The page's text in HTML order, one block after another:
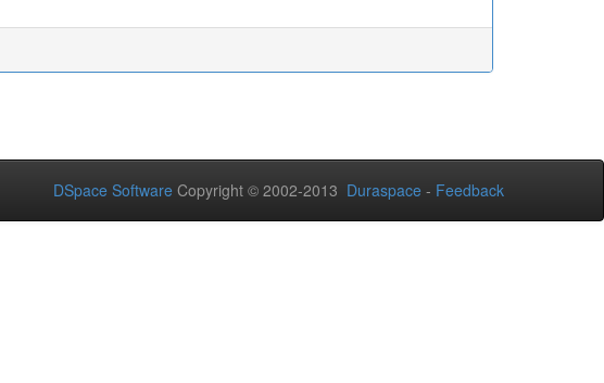
DSpace Software Copyright © 2002-2013 Duraspace - Feedback